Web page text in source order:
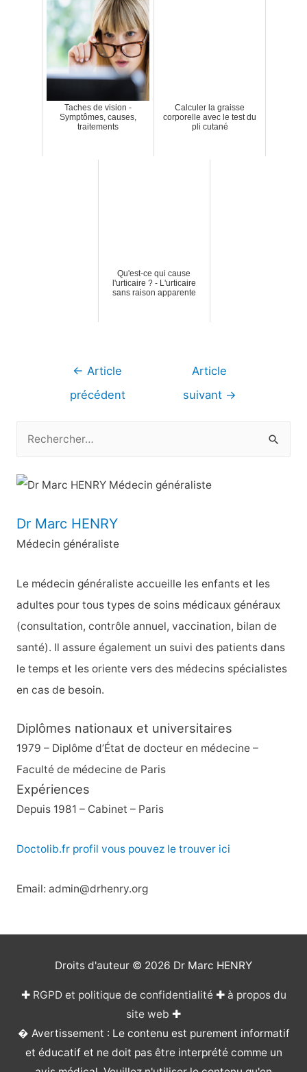
Taches de vision -
Symptômes, causes,
traitements
Calculer la graisse
corporelle avec le test du
pli cutané
Qu'est-ce qui cause
l'urticaire ? - L'urticaire
sans raison apparente
Navigation
← Article
précédent
Article
suivant →
c
e
r
h
e
r
:
Dr Marc HENRY
Médecin généraliste
Le médecin généraliste accueille les enfants et les
adultes pour tous types de soins médicaux généraux
(consultation, contrôle annuel, vaccination, bilan de
santé). Il assure également un suivi des patients dans
le temps et les oriente vers des médecins spécialistes
en cas de besoin.
Diplômes nationaux et universitaires
1979 – Diplôme d’État de docteur en médecine –
Faculté de médecine de Paris
Expériences
Depuis 1981 – Cabinet – Paris
Doctolib.fr profil vous pouvez le trouver ici
Email: admin@drhenry.org
Droits d'auteur © 2026 Dr Marc HENRY
✚ RGPD et politique de confidentialité✚ à propos du
site web ✚
� Avertissement : Le contenu est purement informatif
et éducatif et ne doit pas être interprété comme un